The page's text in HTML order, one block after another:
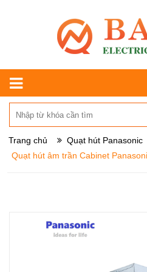
Trang chủ
Quạt hút Panasonic
Quạt hút âm trần Cabinet